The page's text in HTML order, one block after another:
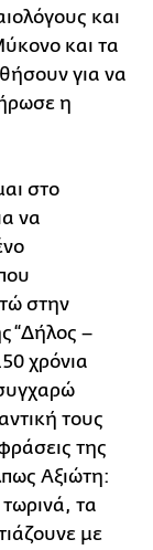
και
και τα
για να
η
στο
να
στην
“Δήλος –
χρόνια
τους
της
Αξιώτη:
τωρινά, τα
με